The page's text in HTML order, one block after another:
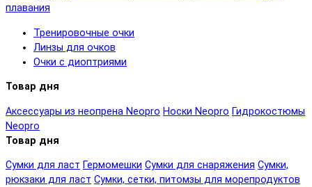
плавания
Тренировочные очки
Линзы для очков
Очки с диоптриями
Товар дня
Аксессуары из неопрена Neopro Носки Neopro Гидрокостюмы
Neopro
Товар дня
Сумки для ласт Гермомешки Сумки для снаряжения Сумки,
рюкзаки для ласт Сумки, сетки, питомзы для морепродуктов